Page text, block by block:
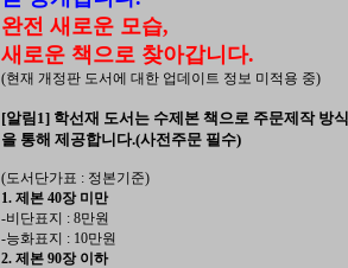
완전 새로운 모습,
새로운 책으로 찾아갑니다.
(현재 개정판 도서에 대한 업데이트 정보 미적용 중)
[알림1] 학선재 도서는 수제본 책으로 주문제작 방식
을 통해 제공합니다.(사전주문 필수)
(도서단가표 : 정본기준)
1. 제본 40장 미만
-비단표지 : 8만원
-능화표지 : 10만원
2. 제본 90장 이하